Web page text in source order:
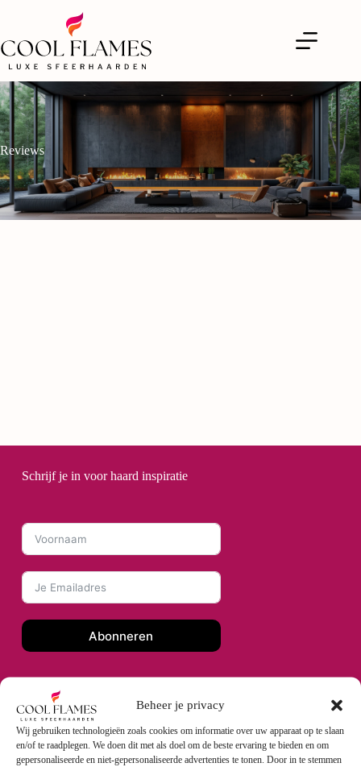
Beheer je privacy
Wij gebruiken technologieën zoals cookies om informatie over uw apparaat op te slaan
en/of te raadplegen. We doen dit met als doel om de beste ervaring te bieden en om
gepersonaliseerde en niet-gepersonaliseerde advertenties te tonen. Door in te stemmen
Reviews
Schrijf je in voor haard inspiratie
Abonneren